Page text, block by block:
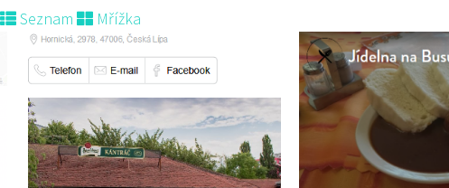
Seznam
Mřížka